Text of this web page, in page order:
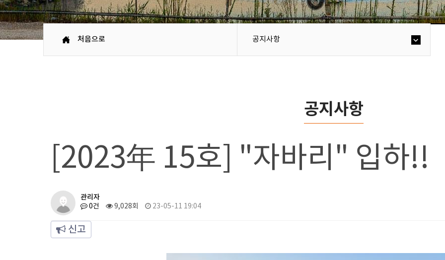
처음으로 공지사항
공지사항
[2023年 15호] "자바리" 입하!!
관리자
0건 9,028회 23-05-11 19:04
신고